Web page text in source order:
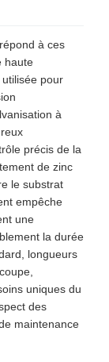
à ces
haute
pour
à
précis de la
de zinc
le substrat
empêche
une
la durée
longueurs
uniques du
des
maintenance